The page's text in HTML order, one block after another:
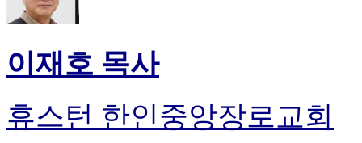
이재호 목사
휴스턴 한인중앙장로교회